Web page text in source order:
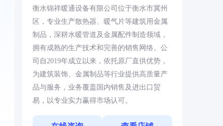
衡水锦祥暖通设备有限公司位于衡水市冀州
区，专业生产散热器、暖气片等建筑用金属
制品，深耕水暖管道及金属配件制造领域，
拥有成熟的生产技术和完善的销售网络。公
司自2019年成立以来，依托原厂直供优势，
为建筑装饰、金属制品等行业提供高质量产
品与服务，业务覆盖国内销售及进出口贸
易，以专业实力赢得市场认可。